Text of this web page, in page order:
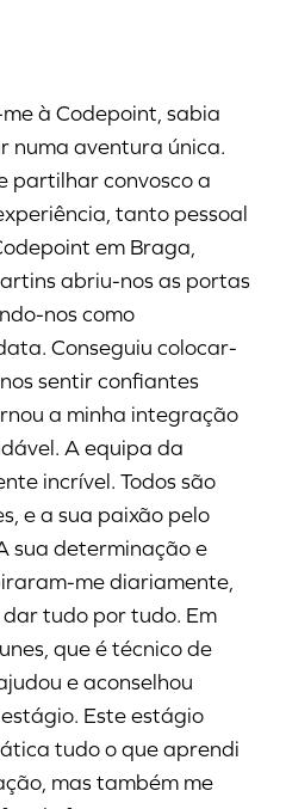
à Codepoint, sabia
numa aventura única.
partilhar convosco a
tanto pessoal
em Braga,
abriu-nos as portas
nos como
Conseguiu colocar-
sentir confiantes
a minha integração
A equipa da
incrível. Todos são
e a sua paixão pelo
sua determinação e
me diariamente,
tudo por tudo. Em
que é técnico de
e aconselhou
Este estágio
tudo o que aprendi
mas também me